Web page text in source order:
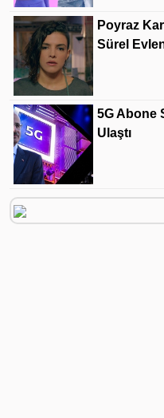
Poyraz
Sürel
5G Abone
Ulaştı